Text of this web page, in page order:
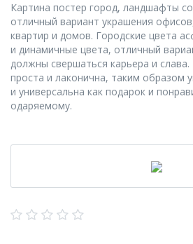
Картина постер город, ландшафты
отличный вариант украшения
квартир и домов. Городские цвета
и динамичные цвета, отличный
должны свершаться карьера и
проста и лаконична, таким образом
и универсальна как подарок и
одаряемому.